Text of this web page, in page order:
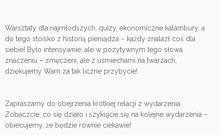
Warsztaty dla najmłodszych, quizy, ekonomiczne kalambury, a
do tego stoisko z historią pieniądza – każdy znalazł coś dla
siebie! Było intensywnie, ale w pozytywnym tego słowa
znaczeniu – zmęczeni, ale z uśmiechami na twarzach,
dziękujemy Wam za tak liczne przybycie!
Zapraszamy do obejrzenia krótkiej relacji z wydarzenia.
Zobaczcie, co się działo i szykujcie się na kolejne wydarzenia –
obiecujemy, że będzie równie ciekawie!